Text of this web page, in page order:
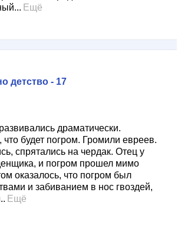
Ещё
детство - 17
драматически.
что будет погром. Громили евреев.
спрятались на чердак. Отец у
и погром прошел мимо
оказалось, что погром был
и забиванием в нос гвоздей,
Ещё